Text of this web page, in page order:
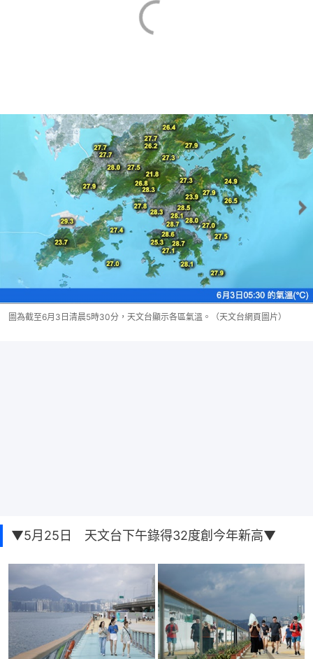
圖為截至6月3日清晨5時30分，天文台顯示各區氣溫。（天文台網頁圖片）
▼5月25日 天文台下午錄得32度創今年新高▼